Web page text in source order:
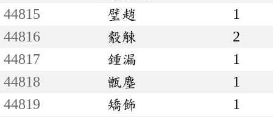
44815
璧趙
1
44816
觳觫
2
44817
鍾漏
1
44818
甑塵
1
44819
矯飾
1